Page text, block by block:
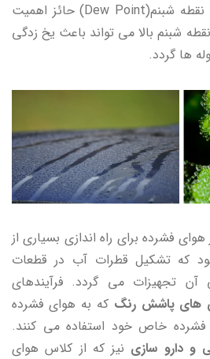
و دمای انجماد قرار دارند، نقطه شبنم(Dew Point) حائز اهمیت
شبنم بالا می تواند باعث یخ زدگی
ها گردد.
هوای فشرده برای راه اندازی بسیاری از
که تشکیل قطرات آب در قطعات
آن تجهیزات می گردد. فرآیندهای
های پاشش رنگ که به هوای فشرده
فشرده خاص خود استفاده می کنند.
و دارو سازی نیز که از کلاس هوای